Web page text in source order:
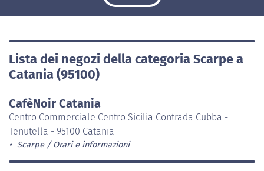
Lista dei negozi della categoria Scarpe a
Catania (95100)
CafèNoir Catania
Centro Commerciale Centro Sicilia Contrada Cubba -
Tenutella - 95100 Catania
Scarpe Orari e informazioni